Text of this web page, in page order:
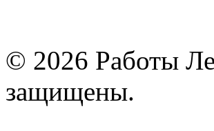
© 2026 Работы
защищены.